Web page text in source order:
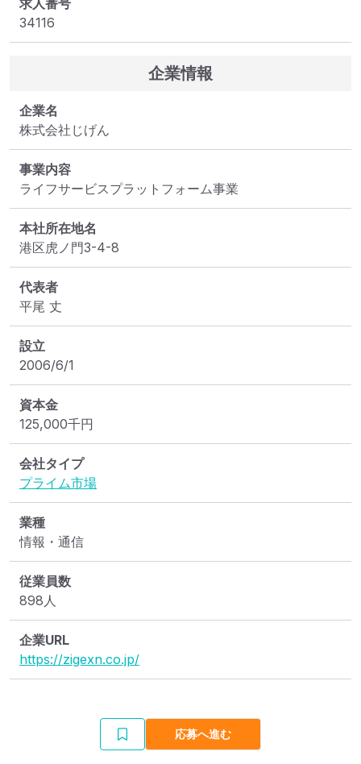
求人番号
34116
企業情報
企業名
株式会社じげん
事業内容
ライフサービスプラットフォーム事業
本社所在地名
港区虎ノ門3-4-8
代表者
平尾 丈
設立
2006/6/1
資本金
125,000千円
会社タイプ
プライム市場
業種
情報・通信
従業員数
898人
企業URL
https://zigexn.co.jp/
応募へ進む